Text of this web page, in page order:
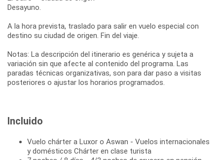
Desayuno.
A la hora prevista, traslado para salir en vuelo especial con
destino su ciudad de origen. Fin del viaje.
Notas: La descripción del itinerario es genérica y sujeta a
variación sin que afecte al contenido del programa. Las
paradas técnicas organizativas, son para dar paso a visitas
posteriores o ajustar los horarios programados.
Incluido
Vuelo chárter a Luxor o Aswan - Vuelos internacionales
y domésticos Chárter en clase turista